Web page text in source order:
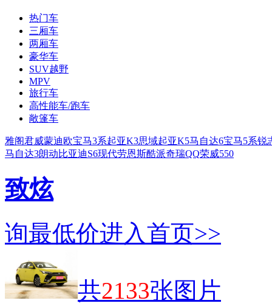
热门车
三厢车
两厢车
豪华车
SUV越野
MPV
旅行车
高性能车/跑车
敞篷车
雅阁君威蒙迪欧宝马3系起亚K3思域起亚K5马自达6宝马5系锐
马自达3朗动比亚迪S6现代劳恩斯酷派奇瑞QQ荣威550
致炫
询最低价进入首页>>
共2133张图片